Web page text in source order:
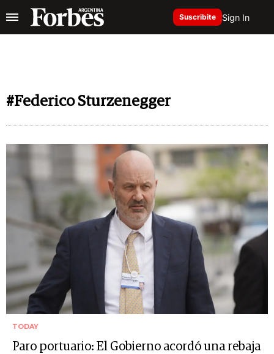
Suscribite Sign In
#Federico Sturzenegger
TODAY
Paro portuario: El Gobierno acordó una rebaja